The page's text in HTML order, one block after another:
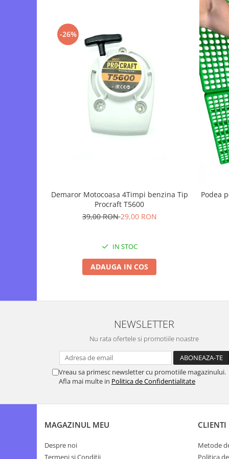
-26%
Demaror Motocoasa 4Timpi benzina Tip
Procraft T5600
39,00 RON29,00 RON
IN STOC
ADAUGA IN COS
Podea
NEWSLETTER
Nu rata ofertele si promotiile noastre
Vreau sa primesc newsletter cu promotiile magazinului.
Afla mai multe in Politica de Confidentialitate
MAGAZINUL MEU
Despre noi
Termeni si Conditii
CLIENTI
Metode
Politica